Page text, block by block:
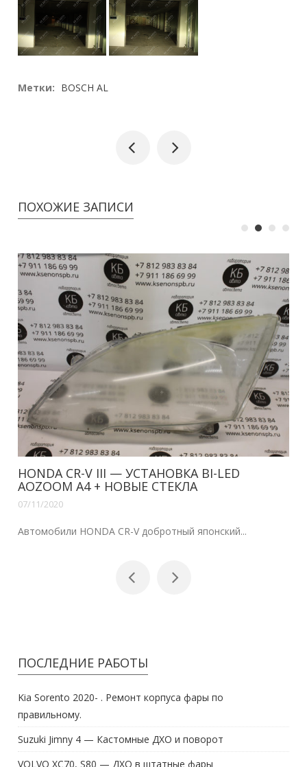
Метки: BOSCH AL
ПОХОЖИЕ ЗАПИСИ
HONDA CR-V III — УСТАНОВКА BI-LED
AOZOOM A4 + НОВЫЕ СТЕКЛА
07/11/2020
Автомобили HONDA CR-V добротный японский...
ПОСЛЕДНИЕ РАБОТЫ
Kia Sorento 2020- . Ремонт корпуса фары по
правильному.
Suzuki Jimny 4 — Кастомные ДХО и поворот
VOLVO XC70, S80 — ДХО в штатные фары